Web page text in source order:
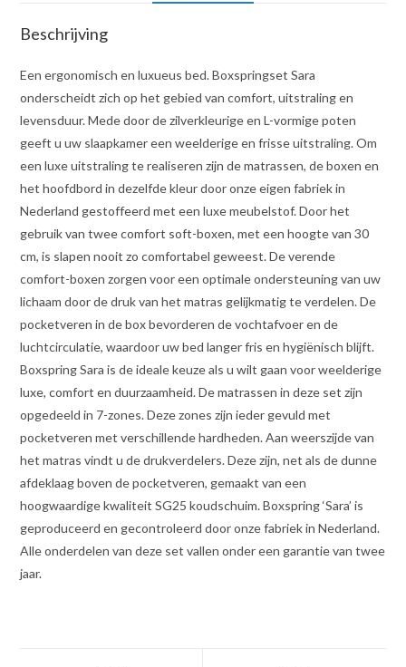
Beschrijving
Een ergonomisch en luxueus bed. Boxspringset Sara
onderscheidt zich op het gebied van comfort, uitstraling en
levensduur. Mede door de zilverkleurige en L-vormige poten
geeft u uw slaapkamer een weelderige en frisse uitstraling. Om
een luxe uitstraling te realiseren zijn de matrassen, de boxen en
het hoofdbord in dezelfde kleur door onze eigen fabriek in
Nederland gestoffeerd met een luxe meubelstof. Door het
gebruik van twee comfort soft-boxen, met een hoogte van 30
cm, is slapen nooit zo comfortabel geweest. De verende
comfort-boxen zorgen voor een optimale ondersteuning van uw
lichaam door de druk van het matras gelijkmatig te verdelen. De
pocketveren in de box bevorderen de vochtafvoer en de
luchtcirculatie, waardoor uw bed langer fris en hygiënisch blijft.
Boxspring Sara is de ideale keuze als u wilt gaan voor weelderige
luxe, comfort en duurzaamheid. De matrassen in deze set zijn
opgedeeld in 7-zones. Deze zones zijn ieder gevuld met
pocketveren met verschillende hardheden. Aan weerszijde van
het matras vindt u de drukverdelers. Deze zijn, net als de dunne
afdeklaag boven de pocketveren, gemaakt van een
hoogwaardige kwaliteit SG25 koudschuim. Boxspring ‘Sara’ is
geproduceerd en gecontroleerd door onze fabriek in Nederland.
Alle onderdelen van deze set vallen onder een garantie van twee
jaar.